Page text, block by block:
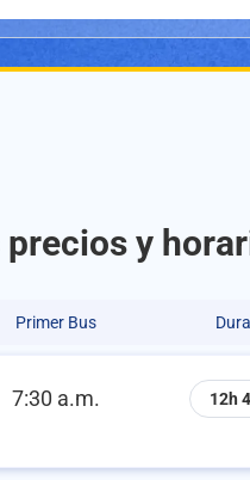
y
Primer Bus
7:30 a.m. 12h